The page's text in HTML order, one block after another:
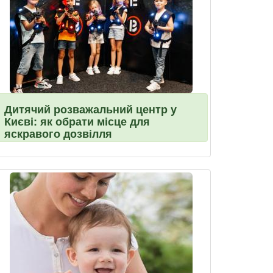
Дитячий розважальний центр у
Києві: як обрати місце для
яскравого дозвілля